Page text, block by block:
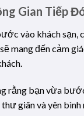
Gian Tiếp
vào khách
mang đến cảm
bạn vừa bước
giãn và yên